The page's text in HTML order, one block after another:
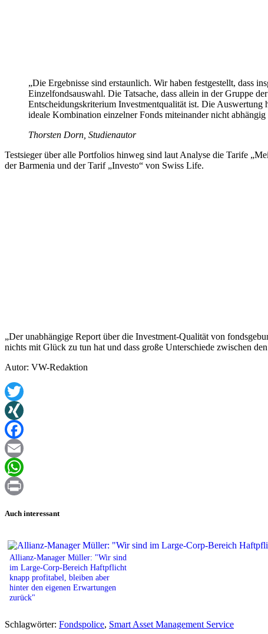
„Die Ergebnisse sind erstaunlich. Wir haben festgestellt, dass
Einzelfondsauswahl. Die Tatsache, dass allein in der Gruppe
Entscheidungskriterium Investmentqualität ist. Die
ideale Kombination einzelner Fonds miteinander nicht
Thorsten Dorn, Studienautor
Testsieger über alle Portfolios hinweg sind laut Analyse die Tarife
der Barmenia und der Tarif „Investo“ von Swiss Life.
„Der unabhängige Report über die Investment-Qualität von
nichts mit Glück zu tun hat und dass große Unterschiede zwischen
Autor: VW-Redaktion
Twitter
XING
Facebook
Email
WhatsApp
Auch interessant
Allianz-Manager Müller: "Wir sind
im Large-Corp-Bereich Haftpflicht
knapp profitabel, bleiben aber
hinter den eigenen Erwartungen
zurück"
Schlagwörter: Fondspolice, Smart Asset Management Service